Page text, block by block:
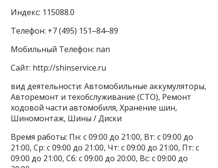
Индекс: 115088.0
Телефон: +7 (495) 151‒84‒89
Мобильный Телефон: nan
Сайт: http://shinservice.ru
вид деятельности: Автомобильные аккумуляторы,
Авторемонт и техобслуживание (СТО), Ремонт
ходовой части автомобиля, Хранение шин,
Шиномонтаж, Шины / Диски
Время работы: Пн: с 09:00 до 21:00, Вт: с 09:00 до
21:00, Ср: с 09:00 до 21:00, Чт: с 09:00 до 21:00, Пт: с
09:00 до 21:00, Сб: с 09:00 до 20:00, Вс: с 09:00 до